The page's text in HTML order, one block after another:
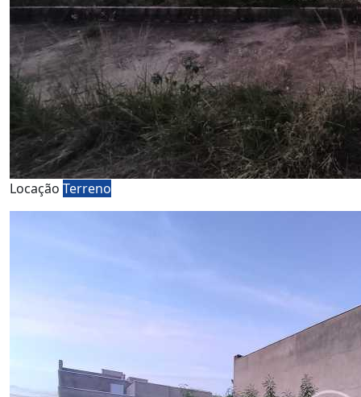
Locação Terreno